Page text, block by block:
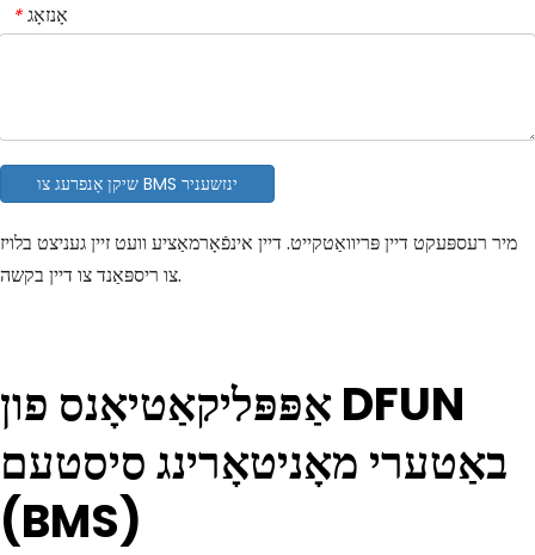
* אָנזאָג
שיקן אָנפרעג צו BMS ינזשעניר
מיר רעספּעקט דיין פּריוואַטקייט. דיין אינפֿאָרמאַציע וועט זיין געניצט בלויז
צו ריספּאַנד צו דיין בקשה.
אַפּפּליקאַטיאָנס פון DFUN
באַטערי מאָניטאָרינג סיסטעם
(BMS)